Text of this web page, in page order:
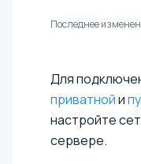
Последнее
Для
приватнойи
настройте
сервере.